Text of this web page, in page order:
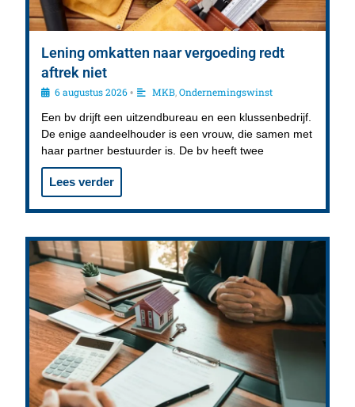
Lening omkatten naar vergoeding redt
aftrek niet
6 augustus 2026 • MKB,Ondernemingswinst
Een bv drijft een uitzendbureau en een klussenbedrijf.
De enige aandeelhouder is een vrouw, die samen met
haar partner bestuurder is. De bv heeft twee
Lees verder